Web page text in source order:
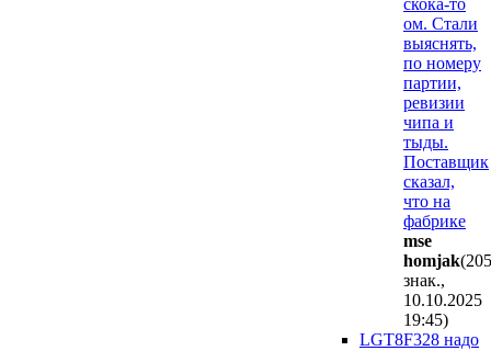
ом. Стали
выяснять,
по номеру
партии,
ревизии
чипа и
тыды.
Поставщик
сказал,
что на
фабрике
mse
homjak(205
знак.,
10.10.2025
19:45)
LGT8F328 надо